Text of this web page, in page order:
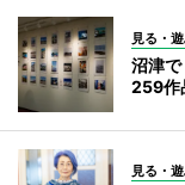
見る・
沼津
259作
見る・